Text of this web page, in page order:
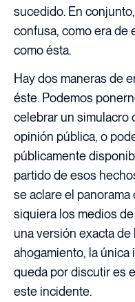
sucedido. En
confusa, como era de
como ésta.
Hay dos maneras de
éste. Podemos
celebrar un simulacro
opinión pública, o
públicamente
partido de esos
se aclare el
siquiera los medios
una versión exacta
ahogamiento, la
queda por discutir es
este incidente.